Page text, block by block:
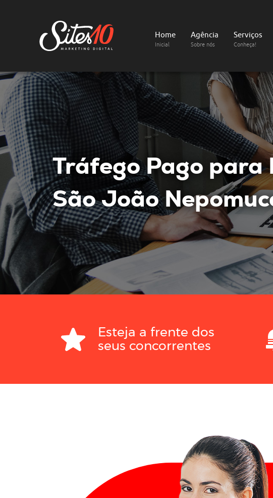
Home
Inicial
Agência
Sobre nós
Serviços
Conheça!
Tráfego Pago para
São João
Esteja a frente dos
seus concorrentes